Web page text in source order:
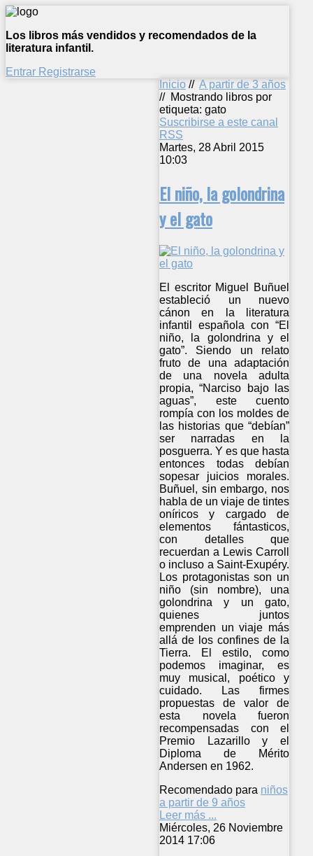
Los libros más vendidos y recomendados de la
literatura infantil.
Entrar Registrarse
Inicio // A partir de 3 años
// Mostrando libros por
etiqueta: gato
Suscribirse a este canal
RSS
Martes, 28 Abril 2015
10:03
El niño, la golondrina
y el gato
El escritor Miguel Buñuel
estableció un nuevo
cánon en la literatura
infantil española con “El
niño, la golondrina y el
gato”. Siendo un relato
fruto de una adaptación
de una novela adulta
propia, “Narciso bajo las
aguas”, este cuento
rompía con los moldes de
las historias que “debían”
ser narradas en la
posguerra. Y es que hasta
entonces todas debían
sopesar juicios morales.
Buñuel, sin embargo, nos
habla de un viaje de tintes
oníricos y cargado de
elementos fántasticos,
con detalles que
recuerdan a Lewis Carroll
o incluso a Saint-Exupéry.
Los protagonistas son un
niño (sin nombre), una
golondrina y un gato,
quienes juntos
emprenden un viaje más
allá de los confines de la
Tierra. El estilo, como
podemos imaginar, es
muy musical, poético y
cuidado. Las firmes
propuestas de valor de
esta novela fueron
recompensadas con el
Premio Lazarillo y el
Diploma de Mérito
Andersen en 1962.
Recomendado para niños
a partir de 9 años
Leer más ...
Miércoles, 26 Noviembre
2014 17:06